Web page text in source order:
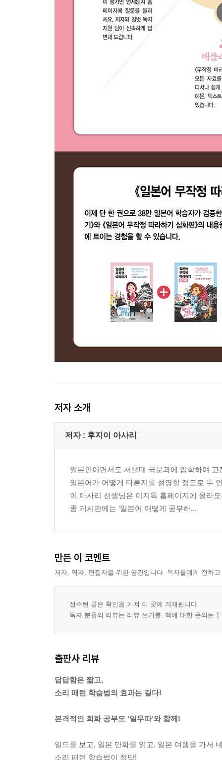
저자 소개
저자 : 후지이 아사리
일본인이면서도 서울대 국문과에 입학하여
일본어가 어떻게 다른지를 설명할 정도로 두
이 아사리 선생님은 이지톡 홈페이지에 올라
종 게시판에는 ‘일본어 어떻게 공부하...
만든 이 코멘트
저자, 역자, 편집자를 위한 공간입니다. 독자들에게 전하
접수된 글은 확인을 거쳐 이 곳에 게재됩니다.
독자 분들의 리뷰는 리뷰 쓰기를, 책에 대한 문의는
출판사 리뷰
답답함은 짧고,
소리 패턴 학습법의 효과는 길다!
본격적인 회화 공부도 ‘일무따’와 함께!
일드를 보고, 일본 만화를 읽고, 일본 여행을 가서
소리 패턴 학습법이 정답!